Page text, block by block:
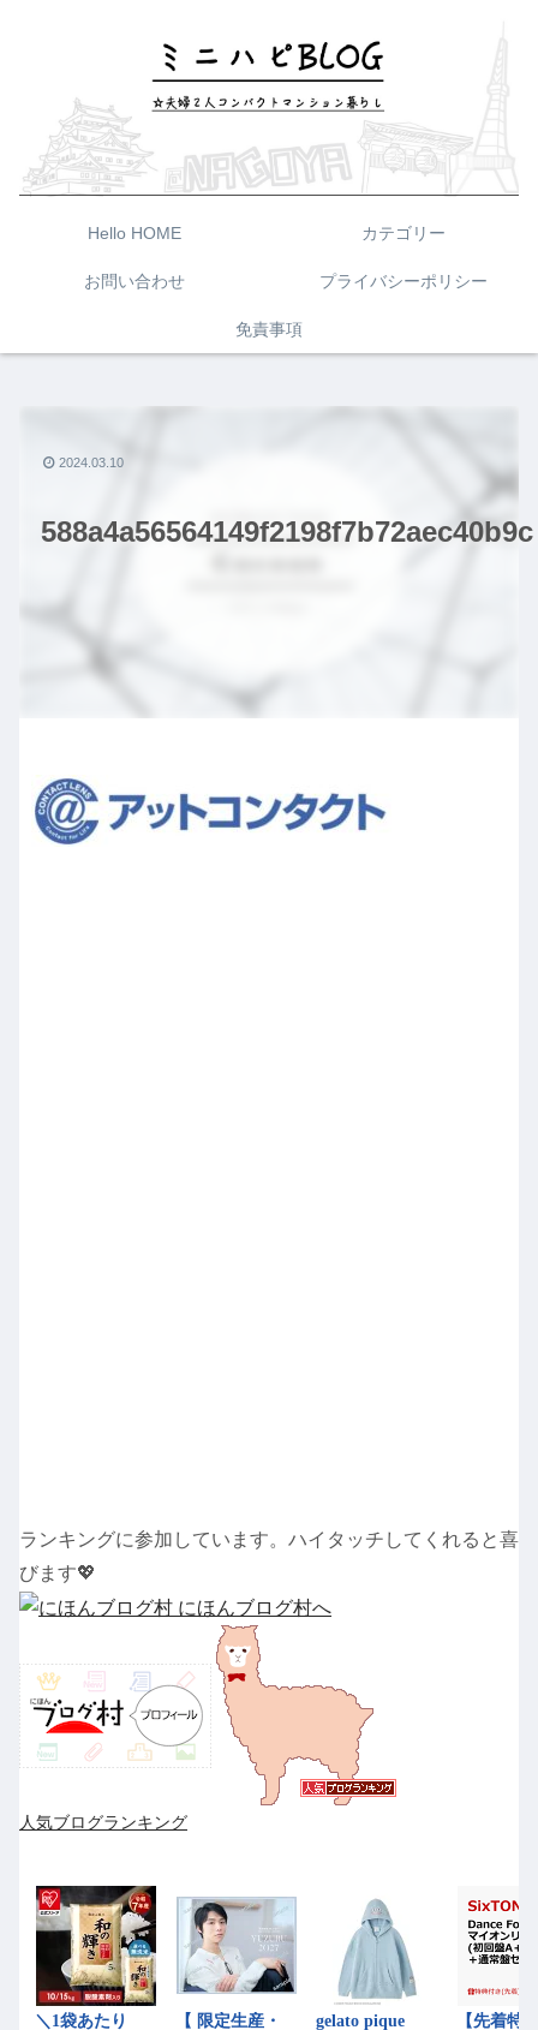
Hello HOME カテゴリー
お問い合わせ プライバシーポリシー
免責事項
588a4a56564149f2198f7b72aec40b9c
2024.03.10
ランキングに参加しています。ハイタッチしてくれると喜
びます💖
人気ブログランキング